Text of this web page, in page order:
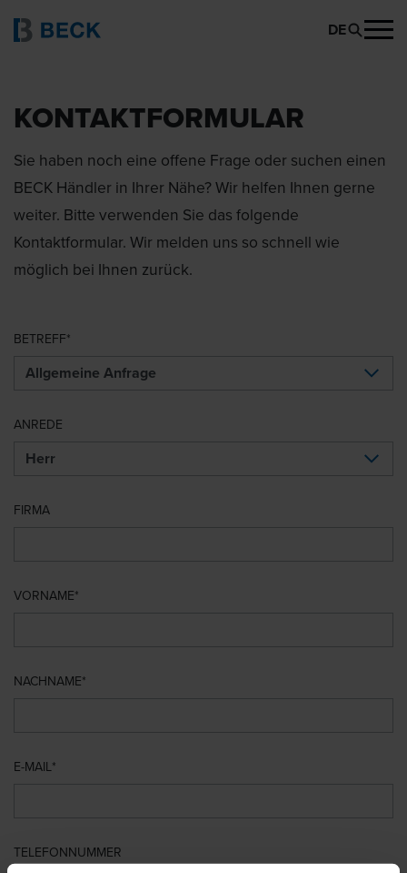
DE
KONTAKTFORMULAR
Sie haben noch eine offene Frage oder suchen einen
BECK Händler in Ihrer Nähe? Wir helfen Ihnen gerne
weiter. Bitte verwenden Sie das folgende
Kontaktformular. Wir melden uns so schnell wie
möglich bei Ihnen zurück.
BETREFF
ANREDE
FIRMA
VORNAME
NACHNAME
E-MAIL
TELEFONNUMMER